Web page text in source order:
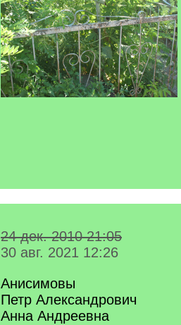
24 дек. 2010 21:05
30 авг. 2021 12:26
Анисимовы
Петр Александрович
Анна Андреевна